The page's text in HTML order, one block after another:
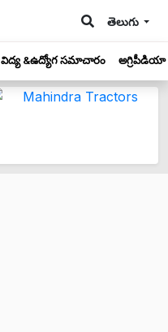
తెలుగు
విద్య &ఉద్యోగ సమాచారం అగ్రిపీడియా